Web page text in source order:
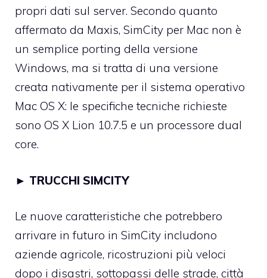
propri dati sul server. Secondo quanto
affermato da Maxis, SimCity per Mac non è
un semplice porting della versione
Windows, ma si tratta di una versione
creata nativamente per il sistema operativo
Mac OS X: le specifiche tecniche richieste
sono OS X Lion 10.7.5 e un processore dual
core.
► TRUCCHI SIMCITY
Le nuove caratteristiche che potrebbero
arrivare in futuro in SimCity includono
aziende agricole, ricostruzioni più veloci
dopo i disastri, sottopassi delle strade, città